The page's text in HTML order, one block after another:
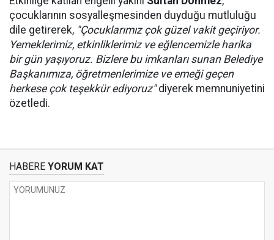
çocuklarının sosyalleşmesinden duyduğu mutluluğu
dile getirerek, "Çocuklarımız çok güzel vakit geçiriyor.
Yemeklerimiz, etkinliklerimiz ve eğlencemizle harika
bir gün yaşıyoruz. Bizlere bu imkanları sunan Belediye
Başkanımıza, öğretmenlerimize ve emeği geçen
herkese çok teşekkür ediyoruz"diyerek memnuniyetini
özetledi.
HABERE YORUM KAT